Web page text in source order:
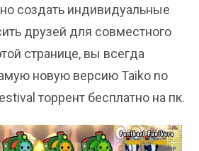
создать индивидуальные
друзей для совместного
странице, вы всегда
новую версию Taiko no
торрент бесплатно на пк.